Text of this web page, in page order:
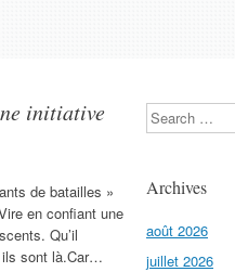
initiative
de batailles »
en confiant une
Qu’il
ils sont là.Car…
Search
Archives
août 2026
juillet 2026